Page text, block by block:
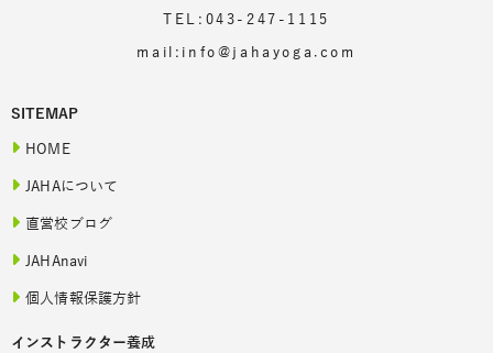
TEL:043-247-1115
mail:info@jahayoga.com
SITEMAP
HOME
JAHAについて
直営校ブログ
JAHAnavi
個人情報保護方針
インストラクター養成